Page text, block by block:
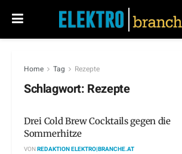
Home Tag Rezepte
Schlagwort: Rezepte
Drei Cold Brew Cocktails gegen die
Sommerhitze
VONREDAKTION ELEKTRO|BRANCHE.AT